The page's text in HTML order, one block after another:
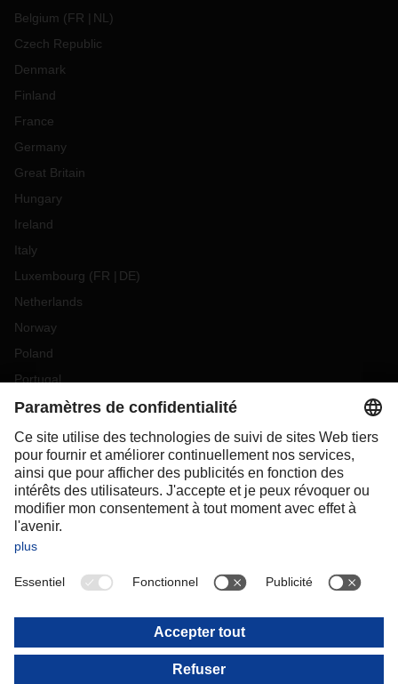
Belgium (FR NL )
Czech Republic
Denmark
Finland
France
Germany
Great Britain
Hungary
Ireland
Italy
Luxembourg (FR DE)
Netherlands
Norway
Poland
Portugal
Romania
Slovakia
Spain
Sweden
Switzerland(DE FR)
Turkey
OCEANIA